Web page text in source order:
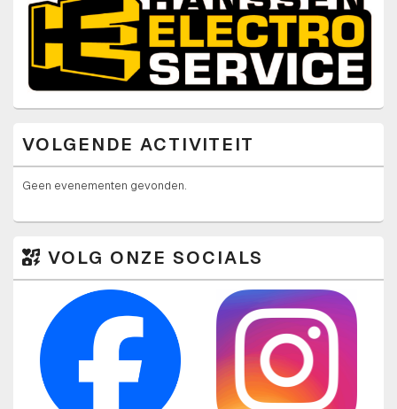
VOLGENDE ACTIVITEIT
Geen evenementen gevonden.
VOLG ONZE SOCIALS